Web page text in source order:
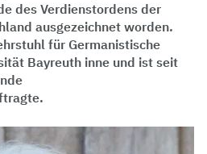
des Verdienstordens der
ausgezeichnet worden.
für Germanistische
Bayreuth inne und ist seit